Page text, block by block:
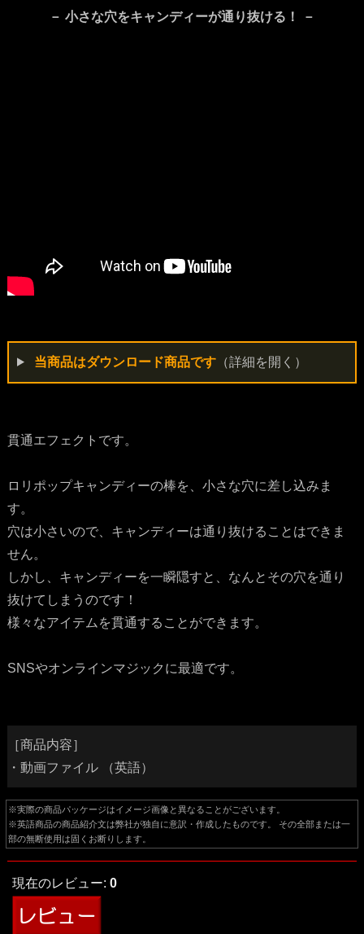
－ 小さな穴をキャンディーが通り抜ける！ －
当商品はダウンロード商品です（詳細を開く）
貫通エフェクトです。
ロリポップキャンディーの棒を、小さな穴に差し込みま
す。
穴は小さいので、キャンディーは通り抜けることはできま
せん。
しかし、キャンディーを一瞬隠すと、なんとその穴を通り
抜けてしまうのです！
様々なアイテムを貫通することができます。
SNSやオンラインマジックに最適です。
［商品内容］
・動画ファイル （英語）
※実際の商品パッケージはイメージ画像と異なることがございます。
※英語商品の商品紹介文は弊社が独自に意訳・作成したものです。 その全部または一
部の無断使用は固くお断りします。
現在のレビュー: 0